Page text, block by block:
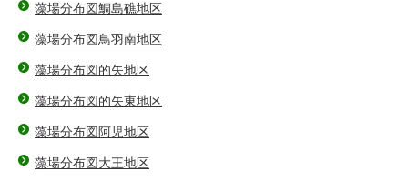
藻場分布図鯛島礁地区
藻場分布図鳥羽南地区
藻場分布図的矢地区
藻場分布図的矢東地区
藻場分布図阿児地区
藻場分布図大王地区